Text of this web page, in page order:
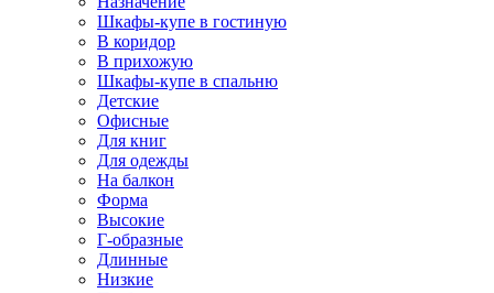
Шкафы-купе в гостиную
В коридор
В прихожую
Шкафы-купе в спальню
Детские
Офисные
Для книг
Для одежды
На балкон
Форма
Высокие
Г-образные
Длинные
Низкие